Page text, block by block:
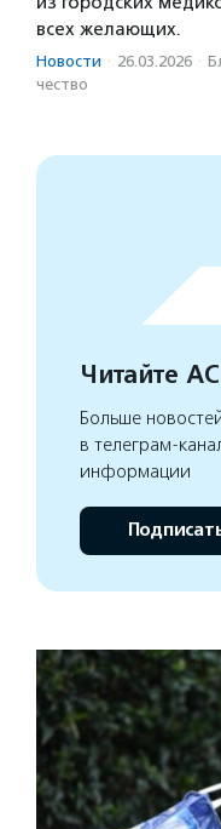
всех желающих.
Новости · 26.03.2026 ·
чест­во
Читайте
Больше
в телеграм-
информации